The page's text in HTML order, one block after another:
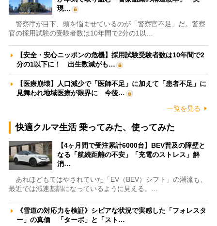
現…
警察庁が目下、頭を悩ませているのが「警察官不足」だ。警察
官の採用試験の受験者数は10年間で2分の1以…
【安全・安心ニッポンの危機】採用試験受験者数は10年間で2
分の1以下に！ 出生数減がも…
【医療崩壊】人口減少で「医師不足」に加えて「患者不足」に
見舞われ地域医療が限界に 今後…
一覧を見る
快適クルマ生活 乗ってみた、使ってみた
【4ヶ月間で受注累計6000台】BEV普及の障壁と
なる「航続距離の不安」「充電のストレス」解
消…
あれほどもてはやされていた「EV（BEV）シフト」の潮流も、
最近では減速基調になっているように見える。…
《雪道の対応力を検証》シビアな状況で実感した「フォレスタ
ー」の真価 「ターボ」と「スト…